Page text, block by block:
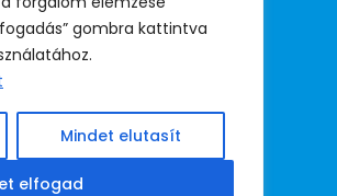
gombra kattintva
Mindet elutasít
elfogad